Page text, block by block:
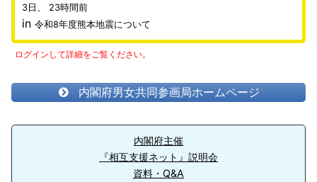
3日、 23時間前
in 令和8年度熊本地震について
ログインして詳細をご覧ください。
内閣府男女共同参画局ホームページ
内閣府主催
『相互支援ネット』説明会
資料・Q&A